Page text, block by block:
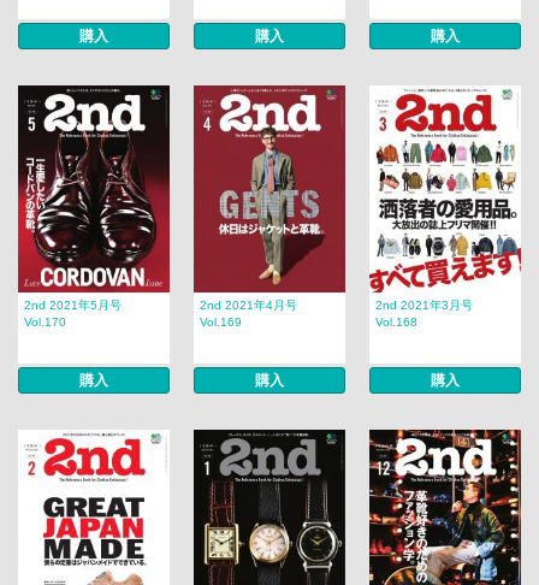
購入 購入 購入
2nd 2021年5月号
Vol.170
購入
2nd 2021年4月号
Vol.169
購入
2nd 2021年3月号
Vol.168
購入